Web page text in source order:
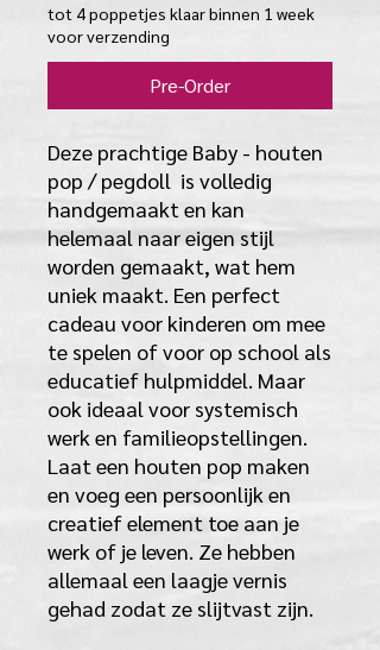
tot 4 poppetjes klaar binnen 1 week
voor verzending
Pre-Order
Deze prachtige Baby - houten
pop / pegdoll is volledig
handgemaakt en kan
helemaal naar eigen stijl
worden gemaakt, wat hem
uniek maakt. Een perfect
cadeau voor kinderen om mee
te spelen of voor op school als
educatief hulpmiddel. Maar
ook ideaal voor systemisch
werk en familieopstellingen.
Laat een houten pop maken
en voeg een persoonlijk en
creatief element toe aan je
werk of je leven. Ze hebben
allemaal een laagje vernis
gehad zodat ze slijtvast zijn.